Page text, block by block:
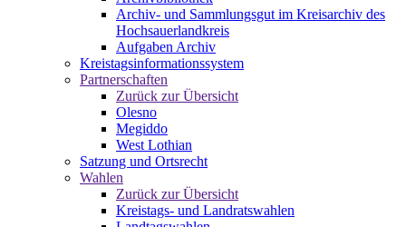
Archiv- und Sammlungsgut im Kreisarchiv des
Hochsauerlandkreis
Aufgaben Archiv
Kreistagsinformationssystem
Partnerschaften
Zurück zur Übersicht
Olesno
Megiddo
West Lothian
Satzung und Ortsrecht
Wahlen
Zurück zur Übersicht
Kreistags- und Landratswahlen